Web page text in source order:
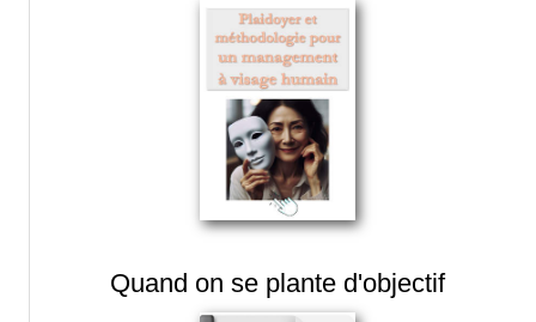
Quand on se plante d'objectif